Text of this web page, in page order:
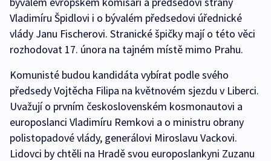
Vladimíru Špidlovi i o bývalém předsedovi úřednické
vlády Janu Fischerovi. Stranické špičky mají o této věci
rozhodovat 17. února na tajném místě mimo Prahu.
Komunisté budou kandidáta vybírat podle svého
předsedy Vojtěcha Filipa na květnovém sjezdu v Liberci.
Uvažují o prvním československém kosmonautovi a
europoslanci Vladimíru Remkovi a o ministru obrany
polistopadové vlády, generálovi Miroslavu Vackovi.
Lidovci by chtěli na Hradě svou europoslankyni Zuzanu